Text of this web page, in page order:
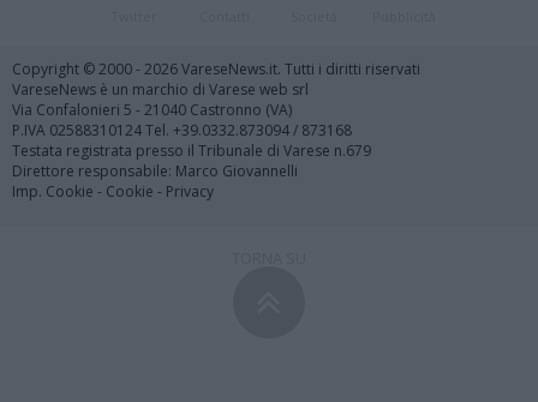
Copyright © 2000 - 2026 VareseNews.it. Tutti i diritti riservati
VareseNews è un marchio di Varese web srl
Via Confalonieri 5 - 21040 Castronno (VA)
P.IVA 02588310124 Tel. +39.0332.873094 / 873168
Testata registrata presso il Tribunale di Varese n.679
Direttore responsabile: Marco Giovannelli
Imp. Cookie - Cookie - Privacy